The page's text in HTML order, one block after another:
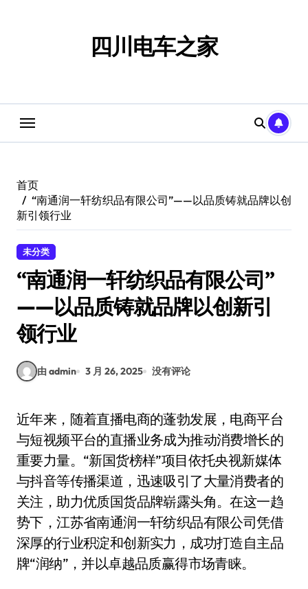
四川电车之家
首页
“南通润一轩纺织品有限公司”——以品质铸就品牌以创
新引领行业
未分类
“南通润一轩纺织品有限公司”
——以品质铸就品牌以创新引
领行业
由 admin 3 月 26, 2025 没有评论
近年来，随着直播电商的蓬勃发展，电商平台
与短视频平台的直播业务成为推动消费增长的
重要力量。“新国货榜样”项目依托央视新媒体
与抖音等传播渠道，迅速吸引了大量消费者的
关注，助力优质国货品牌崭露头角。在这一趋
势下，江苏省南通润一轩纺织品有限公司凭借
深厚的行业积淀和创新实力，成功打造自主品
牌“润纳”，并以卓越品质赢得市场青睐。